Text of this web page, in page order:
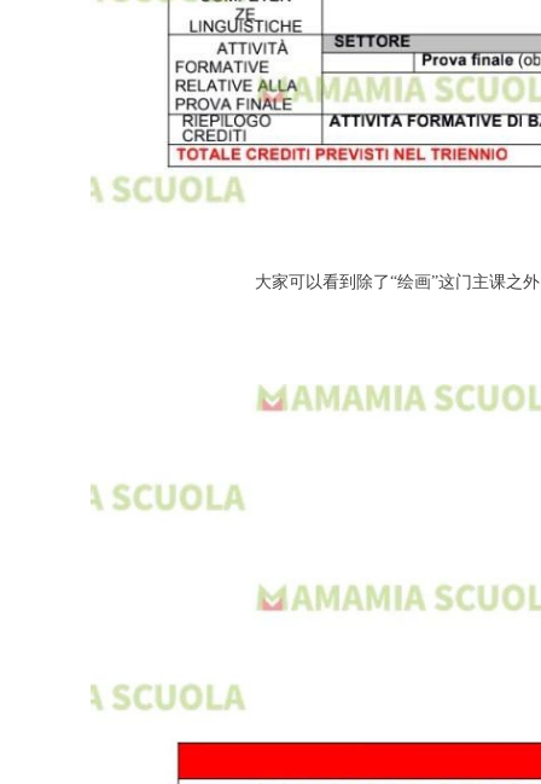
大家可以看到除了“绘画”这门主课之